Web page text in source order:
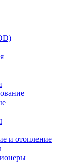
и отопление